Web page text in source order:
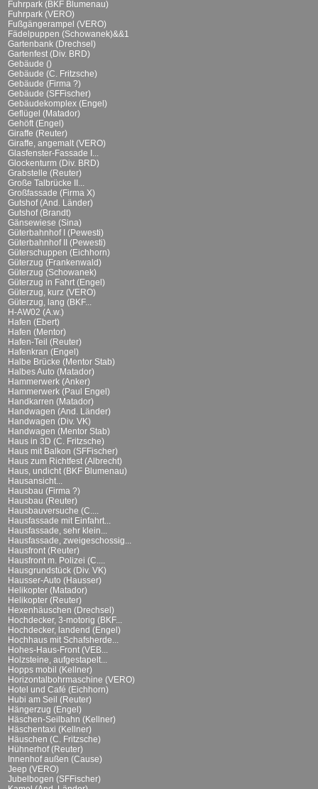
Fuhrpark (BKF Blumenau)
Fuhrpark (VERO)
Fußgängerampel (VERO)
Fädelpuppen (Schowanek)&&1
Gartenbank (Drechsel)
Gartenfest (Div. BRD)
Gebäude ()
Gebäude (C. Fritzsche)
Gebäude (Firma ?)
Gebäude (SFFischer)
Gebäudekomplex (Engel)
Geflügel (Matador)
Gehöft (Engel)
Giraffe (Reuter)
Giraffe, angemalt (VERO)
Glasfenster-Fassade I...
Glockenturm (Div. BRD)
Grabstelle (Reuter)
Große Talbrücke II...
Großfassade (Firma X)
Gutshof (And. Länder)
Gutshof (Brandt)
Gänsewiese (Sina)
Güterbahnhof I (Pewesti)
Güterbahnhof II (Pewesti)
Güterschuppen (Eichhorn)
Güterzug (Frankenwald)
Güterzug (Schowanek)
Güterzug in Fahrt (Engel)
Güterzug, kurz (VERO)
Güterzug, lang (BKF...
H-AW02 (A.w.)
Hafen (Ebert)
Hafen (Mentor)
Hafen-Teil (Reuter)
Hafenkran (Engel)
Halbe Brücke (Mentor Stab)
Halbes Auto (Matador)
Hammerwerk (Anker)
Hammerwerk (Paul Engel)
Handkarren (Matador)
Handwagen (And. Länder)
Handwagen (Div. VK)
Handwagen (Mentor Stab)
Haus in 3D (C. Fritzsche)
Haus mit Balkon (SFFischer)
Haus zum Richtfest (Albrecht)
Haus, undicht (BKF Blumenau)
Hausansicht...
Hausbau (Firma ?)
Hausbau (Reuter)
Hausbauversuche (C....
Hausfassade mit Einfahrt...
Hausfassade, sehr klein...
Hausfassade, zweigeschossig...
Hausfront (Reuter)
Hausfront m. Polizei (C....
Hausgrundstück (Div. VK)
Hausser-Auto (Hausser)
Helikopter (Matador)
Helikopter (Reuter)
Hexenhäuschen (Drechsel)
Hochdecker, 3-motorig (BKF...
Hochdecker, landend (Engel)
Hochhaus mit Schafsherde...
Hohes-Haus-Front (VEB...
Holzsteine, aufgestapelt...
Hopps mobil (Kellner)
Horizontalbohrmaschine (VERO)
Hotel und Café (Eichhorn)
Hubi am Seil (Reuter)
Hängerzug (Engel)
Häschen-Seilbahn (Kellner)
Häschentaxi (Kellner)
Häuschen (C. Fritzsche)
Hühnerhof (Reuter)
Innenhof außen (Cause)
Jeep (VERO)
Jubelbogen (SFFischer)